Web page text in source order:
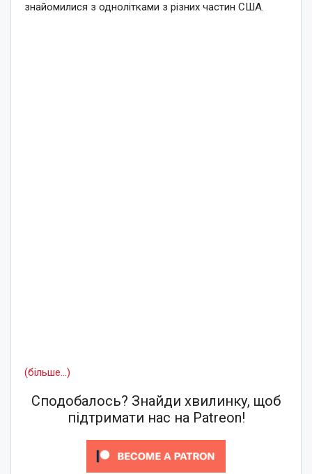
знайомилися з однолітками з різних частин США.
(більше…)
Сподобалось? Знайди хвилинку, щоб
підтримати нас на Patreon!